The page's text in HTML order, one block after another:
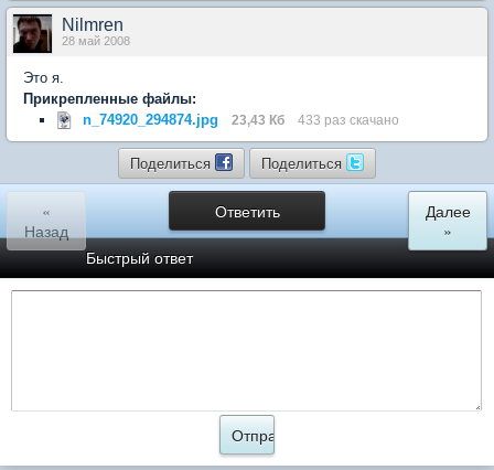
Nilmren
28 май 2008
Это я.
Прикрепленные файлы:
n_74920_294874.jpg
23,43 Кб 433 раз скачано
Поделиться Поделиться
Ответить
«
Назад
Далее
»
Быстрый ответ